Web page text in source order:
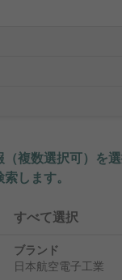
（複数選択可）を
します。
すべて選択
ブランド
日本航空電子工業